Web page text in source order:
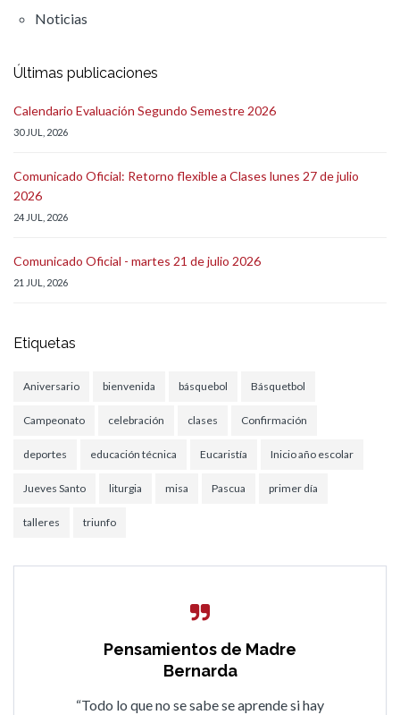
Noticias
Últimas publicaciones
Calendario Evaluación Segundo Semestre 2026
30 JUL, 2026
Comunicado Oficial: Retorno flexible a Clases lunes 27 de julio
2026
24 JUL, 2026
Comunicado Oficial - martes 21 de julio 2026
21 JUL, 2026
Etiquetas
Aniversario bienvenida básquebol Básquetbol
Campeonato celebración clases Confirmación
deportes educación técnica Eucaristía Inicio año escolar
Jueves Santo liturgia misa Pascua primer día
talleres triunfo
Pensamientos de Madre
Bernarda
“Todo lo que no se sabe se aprende si hay